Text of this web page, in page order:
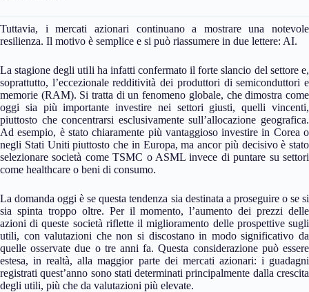
Tuttavia, i mercati azionari continuano a mostrare una notevole
resilienza. Il motivo è semplice e si può riassumere in due lettere: AI.
La stagione degli utili ha infatti confermato il forte slancio del settore e,
soprattutto, l’eccezionale redditività dei produttori di semiconduttori e
memorie (RAM). Si tratta di un fenomeno globale, che dimostra come
oggi sia più importante investire nei settori giusti, quelli vincenti,
piuttosto che concentrarsi esclusivamente sull’allocazione geografica.
Ad esempio, è stato chiaramente più vantaggioso investire in Corea o
negli Stati Uniti piuttosto che in Europa, ma ancor più decisivo è stato
selezionare società come TSMC o ASML invece di puntare su settori
come healthcare o beni di consumo.
La domanda oggi è se questa tendenza sia destinata a proseguire o se si
sia spinta troppo oltre. Per il momento, l’aumento dei prezzi delle
azioni di queste società riflette il miglioramento delle prospettive sugli
utili, con valutazioni che non si discostano in modo significativo da
quelle osservate due o tre anni fa. Questa considerazione può essere
estesa, in realtà, alla maggior parte dei mercati azionari: i guadagni
registrati quest’anno sono stati determinati principalmente dalla crescita
degli utili, più che da valutazioni più elevate.